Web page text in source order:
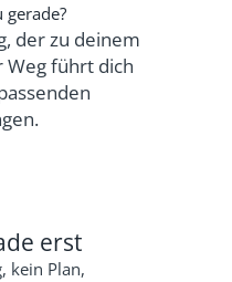
gerade?
der zu deinem
Weg führt dich
erst
kein Plan,